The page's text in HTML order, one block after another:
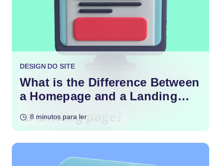
DESIGN DO SITE
What is the Difference Between
a Homepage and a Landing
8 minutos para ler